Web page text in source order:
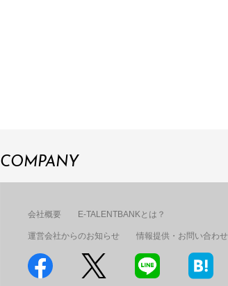
COMPANY
会社概要 E-TALENTBANKとは？
運営会社からのお知らせ 情報提供・お問い合わせ